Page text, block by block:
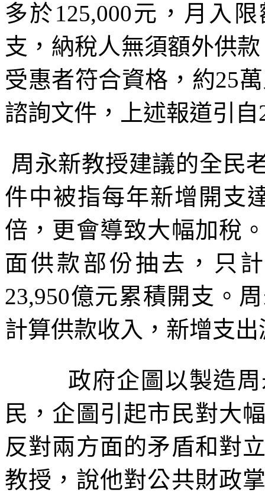
多於125,000元，月入限
支，納稅人無須額外供
受惠者符合資格，約25
諮詢文件，上述報道引自
周永新教授建議的全民
件中被指每年新增開支
倍，更會導致大幅加稅
面供款部份抽去，只
23,950億元累積開支。
計算供款收入，新增支
政府企圖以製造
民，企圖引起市民對大
反對兩方面的矛盾和對
教授，說他對公共財政